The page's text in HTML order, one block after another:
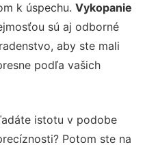
k úspechu. Vykopanie
sú aj odborné
aby ste mali
podľa vašich
istotu v podobe
Potom ste na